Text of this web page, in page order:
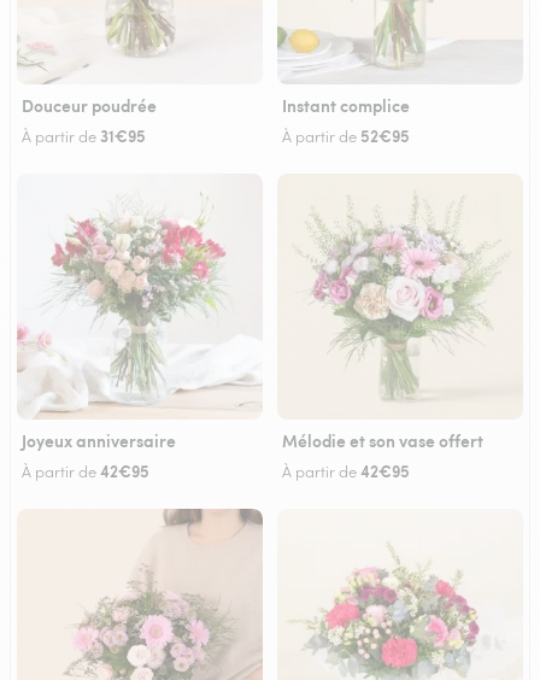
Douceur poudrée
À partir de 31€95
Instant complice
À partir de 52€95
Joyeux anniversaire
À partir de42€95
Mélodie et son vase offert
À partir de42€95